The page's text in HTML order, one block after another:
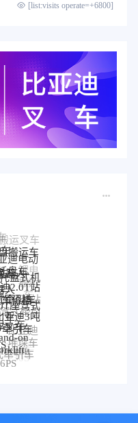
[list:visits operate=+6800]
搬运车
迪电动
盘车锂电
搬运
车
人
器人
盘式机
人2.0T站
牵引车
比亚迪站
驾式牵引
车
价格
座驾式
车
亚迪3吨
牵引车
比亚迪
堆垛车
比亚迪
P30S
叉车
on
牵引车